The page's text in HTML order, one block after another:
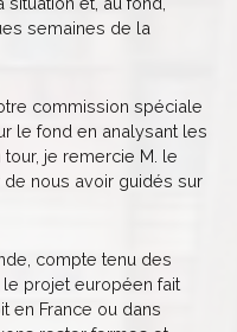
semaines de la
commission spéciale
le fond en analysant les
je remercie M. le
nous avoir guidés sur
compte tenu des
projet européen fait
en France ou dans